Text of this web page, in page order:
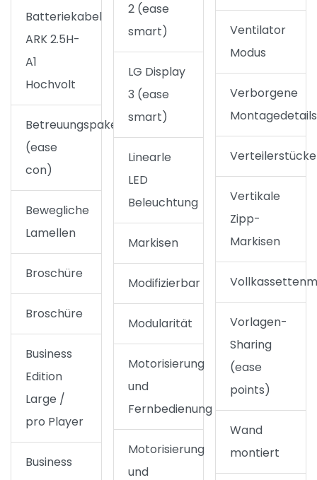
Batteriekabel
ARK 2.5H-
A1
Hochvolt
Betreuungspaket
(ease
con)
Bewegliche
Lamellen
Broschüre
Broschüre
Business
Edition
Large /
pro Player
Business
2 (ease
smart)
LG Display
3 (ease
smart)
Linearle
LED
Beleuchtung
Markisen
Modifizierbar
Modularität
Motorisierung
und
Fernbedienung
Motorisierung
und
Ventilator
Modus
Verborgene
Montagedetails
Verteilerstücke
Vertikale
Zipp-
Markisen
Vorlagen-
Sharing
(ease
points)
Wand
montiert